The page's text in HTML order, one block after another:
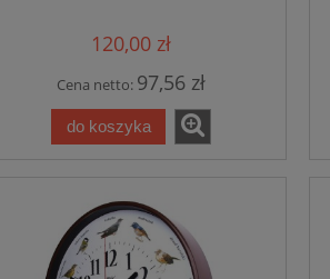
120,00 zł
Cena netto: 97,56 zł
do koszyka